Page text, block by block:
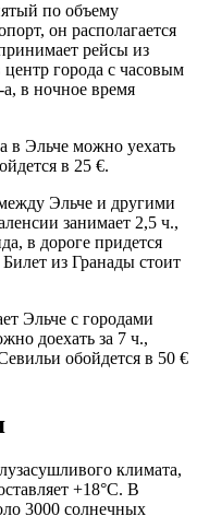
по объему
он располагается
рейсы из
города с часовым
в ночное время
в Эльче можно уехать
в 25 €.
Эльче и другими
занимает 2,5 ч.,
в дороге придется
из Гранады стоит
Эльче с городами
доехать за 7 ч.,
обойдется в 50 €
климата,
+18°С. В
3000 солнечных